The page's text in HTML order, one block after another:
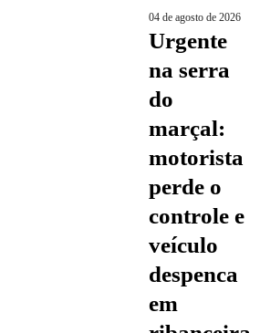
04 de agosto de 2026
urgente
na serra
do
marçal:
motorista
perde o
controle e
veículo
despenca
em